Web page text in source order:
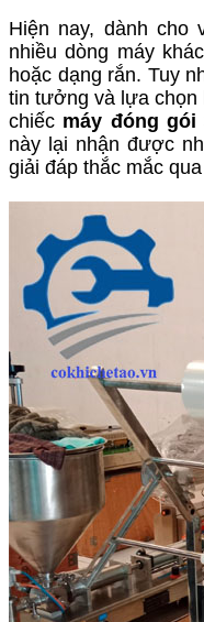
Hiện nay, dành cho
nhiều dòng máy
hoặc dạng rắn. Tuy
tin tưởng và lựa chọn
chiếc máy đóng gói
này lại nhận được
giải đáp thắc mắc